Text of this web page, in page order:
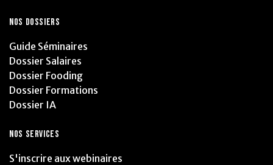
NOS DOSSIERS
Guide Séminaires
Dossier Salaires
Dossier Fooding
Dossier Formations
Dossier IA
NOS SERVICES
S'inscrire aux webinaires